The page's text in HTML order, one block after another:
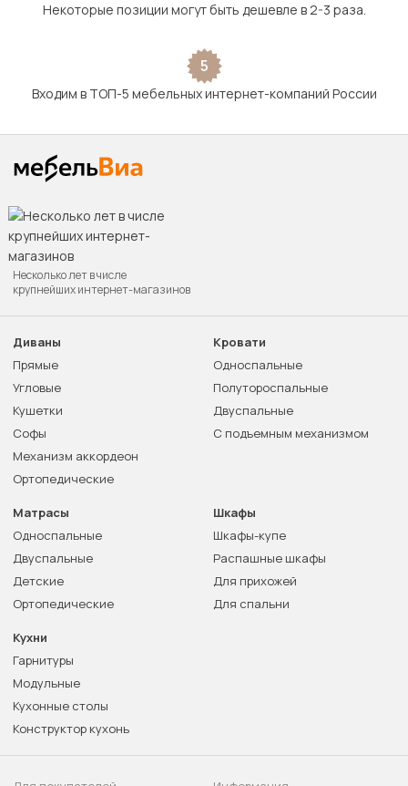
Некоторые позиции могут быть дешевле в 2-3 раза.
5
Входим в ТОП-5 мебельных интернет-компаний России
Несколько лет в числе
крупнейших интернет-магазинов
Диваны
Прямые
Угловые
Кушетки
Софы
Механизм аккордеон
Ортопедические
Кровати
Односпальные
Полутороспальные
Двуспальные
С подъемным механизмом
Матрасы
Односпальные
Двуспальные
Детские
Ортопедические
Шкафы
Шкафы-купе
Распашные шкафы
Для прихожей
Для спальни
Кухни
Гарнитуры
Модульные
Кухонные столы
Конструктор кухонь